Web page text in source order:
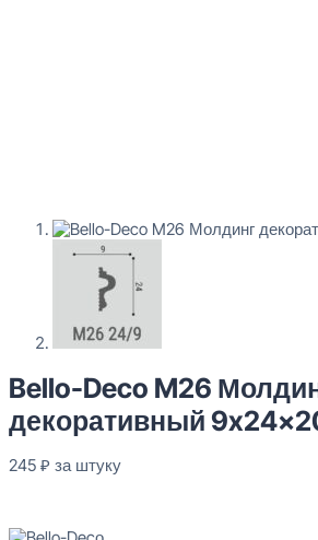
Bello-Deco M26
декоративный
245 ₽ за штуку